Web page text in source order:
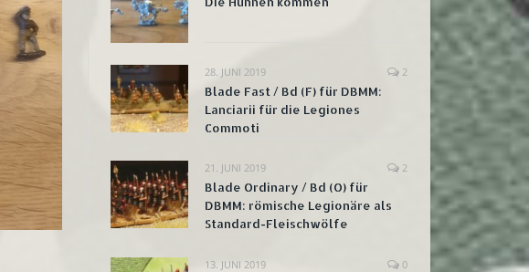
28. JUNI 2019 2
Blade Fast / Bd (F) für DBMM:
Lanciarii für die Legiones
Commoti
21. JUNI 2019 2
Blade Ordinary / Bd (O) für
DBMM: römische Legionäre als
Standard-Fleischwölfe
13. JUNI 2019 0